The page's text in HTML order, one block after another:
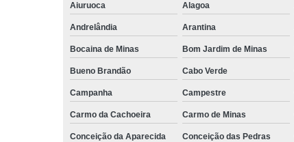
Aiuruoca Alagoa
Andrelândia Arantina
Bocaina de Minas Bom Jardim de Minas
Bueno Brandão Cabo Verde
Campanha Campestre
Carmo da Cachoeira Carmo de Minas
Conceição da Aparecida Conceição das Pedras